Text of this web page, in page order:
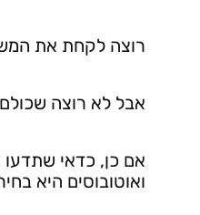
רוצה לקחת את
אבל לא רוצה
אם כן, כדאי שתדעו
ואוטובוסים היא